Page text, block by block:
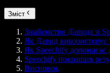
Зміст
Знайомство Давида зі
Як Давид використовує
Як Speechify допомагає
Speechify покращив
Висновок